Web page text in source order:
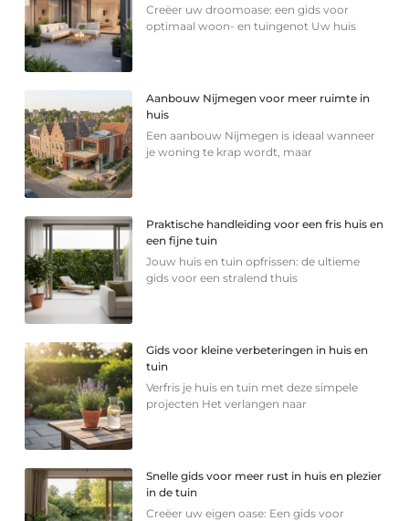
Creëer uw droomoase: een gids voor
optimaal woon- en tuingenot Uw huis
Aanbouw Nijmegen voor meer ruimte in
huis
Een aanbouw Nijmegen is ideaal wanneer
je woning te krap wordt, maar
Praktische handleiding voor een fris huis en
een fijne tuin
Jouw huis en tuin opfrissen: de ultieme
gids voor een stralend thuis
Gids voor kleine verbeteringen in huis en
tuin
Verfris je huis en tuin met deze simpele
projecten Het verlangen naar
Snelle gids voor meer rust in huis en plezier
in de tuin
Creëer uw eigen oase: Een gids voor